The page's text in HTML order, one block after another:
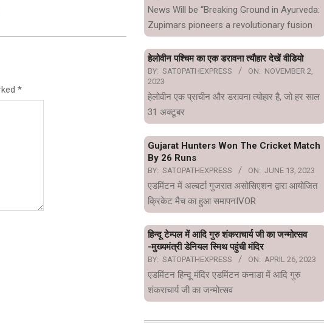
*
News Will be “Breaking Ground in Ayurveda:
Zupimars pioneers a revolutionary fusion
हेलोवीन पश्चिम का एक डरावना त्यौहार देखें वीडियो
BY: SATOPATHEXPRESS ON: NOVEMBER 2,
2023
हेलोवीन एक प्राचीन और डरावना त्योहार है, जो हर साल
31 अक्टूबर
Gujarat Hunters Won The Cricket Match
By 26 Runs
BY: SATOPATHEXPRESS ON: JUNE 13, 2023
एडमिंटन में अल्बर्टा गुजरात असोसिएशन द्वारा आयोजित
क्रिकेट मैच का हुआ समापनIVOR
हिन्दू टेम्पल में आदि गुरु शंकराचार्य जी का जन्मोत्सव
-मुख्यमंत्री डेनियल स्मिथ पहुंची मंदिर
BY: SATOPATHEXPRESS ON: APRIL 26, 2023
एडमिंटन हिन्दू मंदिर एडमिंटन कनाडा में आदि गुरु
शंकराचार्य जी का जन्मोत्सव